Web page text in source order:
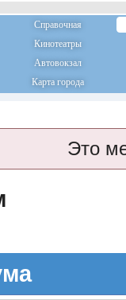
Справочная
Кинотеатры
Автовокзал
Карта города
Это